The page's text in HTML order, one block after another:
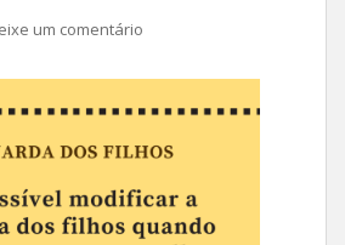
um comentário